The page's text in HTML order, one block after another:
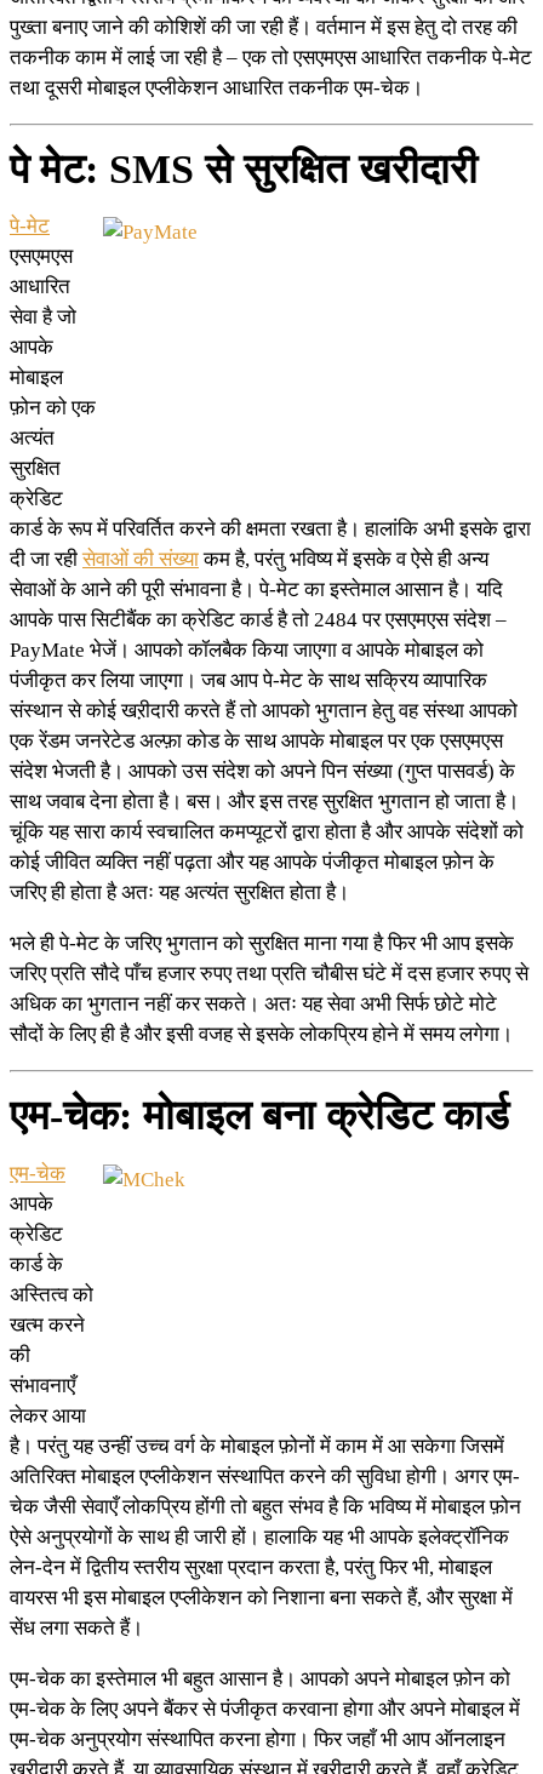
पुख्ता बनाए जाने की कोशिशें की जा रही हैं। वर्तमान में इस हेतु दो तरह की
तकनीक काम में लाई जा रही है – एक तो एसएमएस आधारित तकनीक पे-मेट
तथा दूसरी मोबाइल एप्लीकेशन आधारित तकनीक एम-चेक।
पे मेट: SMS से सुरक्षित खरीदारी
पे-मेट
एसएमएस
आधारित
सेवा है जो
आपके
मोबाइल
फ़ोन को एक
अत्यंत
सुरक्षित
क्रेडिट
कार्ड के रूप में परिवर्तित करने की क्षमता रखता है। हालांकि अभी इसके द्वारा
दी जा रहीसेवाओं की संख्याकम है, परंतु भविष्य में इसके व ऐसे ही अन्य
सेवाओं के आने की पूरी संभावना है। पे-मेट का इस्तेमाल आसान है। यदि
आपके पास सिटीबैंक का क्रेडिट कार्ड है तो 2484 पर एसएमएस संदेश –
PayMate भेजें। आपको कॉलबैक किया जाएगा व आपके मोबाइल को
पंजीकृत कर लिया जाएगा। जब आप पे-मेट के साथ सक्रिय व्यापारिक
संस्थान से कोई खऱीदारी करते हैं तो आपको भुगतान हेतु वह संस्था आपको
एक रेंडम जनरेटेड अल्फ़ा कोड के साथ आपके मोबाइल पर एक एसएमएस
संदेश भेजती है। आपको उस संदेश को अपने पिन संख्या (गुप्त पासवर्ड) के
साथ जवाब देना होता है। बस। और इस तरह सुरक्षित भुगतान हो जाता है।
चूंकि यह सारा कार्य स्वचालित कमप्यूटरों द्वारा होता है और आपके संदेशों को
कोई जीवित व्यक्ति नहीं पढ़ता और यह आपके पंजीकृत मोबाइल फ़ोन के
जरिए ही होता है अतः यह अत्यंत सुरक्षित होता है।
भले ही पे-मेट के जरिए भुगतान को सुरक्षित माना गया है फिर भी आप इसके
जरिए प्रति सौदे पाँच हजार रुपए तथा प्रति चौबीस घंटे में दस हजार रुपए से
अधिक का भुगतान नहीं कर सकते। अतः यह सेवा अभी सिर्फ छोटे मोटे
सौदों के लिए ही है और इसी वजह से इसके लोकप्रिय होने में समय लगेगा।
एम-चेक: मोबाइल बना क्रेडिट कार्ड
एम-चेक
आपके
क्रेडिट
कार्ड के
अस्तित्व को
खत्म करने
की
संभावनाएँ
लेकर आया
है। परंतु यह उन्हीं उच्च वर्ग के मोबाइल फ़ोनों में काम में आ सकेगा जिसमें
अतिरिक्त मोबाइल एप्लीकेशन संस्थापित करने की सुविधा होगी। अगर एम-
चेक जैसी सेवाएँ लोकप्रिय होंगी तो बहुत संभव है कि भविष्य में मोबाइल फ़ोन
ऐसे अनुप्रयोगों के साथ ही जारी हों। हालाकि यह भी आपके इलेक्ट्रॉनिक
लेन-देन में द्वितीय स्तरीय सुरक्षा प्रदान करता है, परंतु फिर भी, मोबाइल
वायरस भी इस मोबाइल एप्लीकेशन को निशाना बना सकते हैं, और सुरक्षा में
सेंध लगा सकते हैं।
एम-चेक का इस्तेमाल भी बहुत आसान है। आपको अपने मोबाइल फ़ोन को
एम-चेक के लिए अपने बैंकर से पंजीकृत करवाना होगा और अपने मोबाइल में
एम-चेक अनुप्रयोग संस्थापित करना होगा। फिर जहाँ भी आप ऑनलाइन